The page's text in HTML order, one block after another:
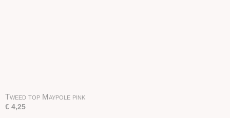
Tweed top Maypole pink
€ 4,25